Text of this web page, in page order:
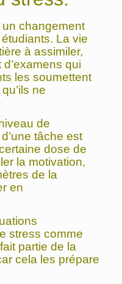
un changement
La vie
à assimiler,
qui
les soumettent
ne
de
tâche est
dose de
la motivation,
de la
en
stress comme
partie de la
cela les prépare